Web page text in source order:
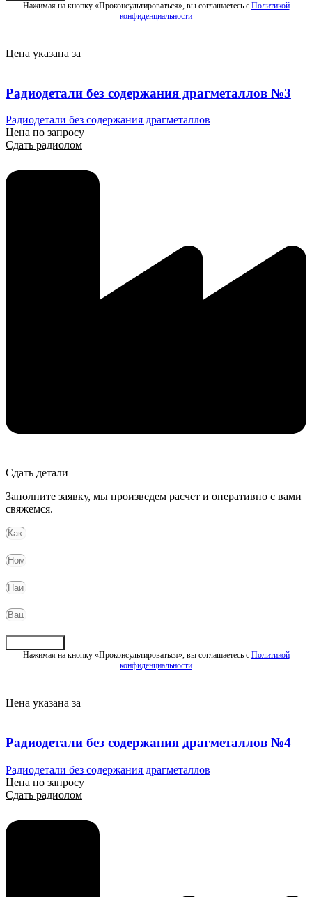
Нажимая на кнопку «Проконсультироваться», вы соглашаетесь с Политикой
конфиденциальности
Цена указана за
Радиодетали без содержания драгметаллов №3
Радиодетали без содержания драгметаллов
Цена по запросу
Сдать радиолом
Сдать детали
Заполните заявку, мы произведем расчет и оперативно с вами
свяжемся.
Нажимая на кнопку «Проконсультироваться», вы соглашаетесь с Политикой
конфиденциальности
Цена указана за
Радиодетали без содержания драгметаллов №4
Радиодетали без содержания драгметаллов
Цена по запросу
Сдать радиолом